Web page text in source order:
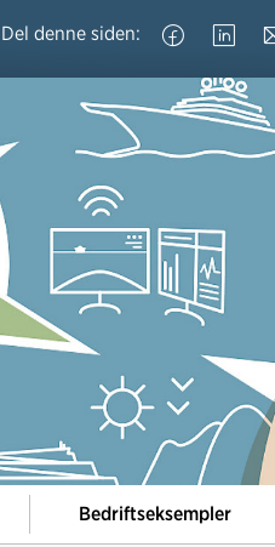
Del denne siden:
Bedriftseksempler